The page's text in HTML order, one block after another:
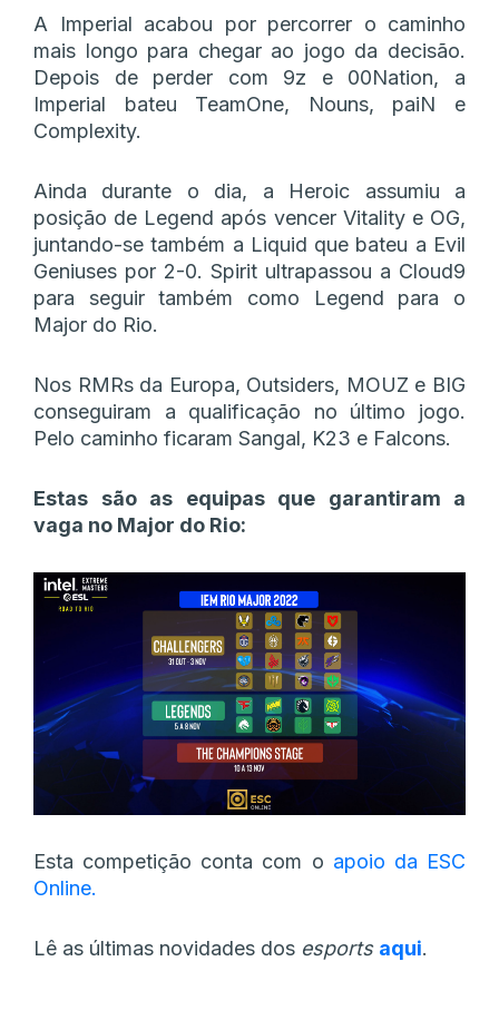
A Imperial acabou por percorrer o caminho
mais longo para chegar ao jogo da decisão.
Depois de perder com 9z e 00Nation, a
Imperial bateu TeamOne, Nouns, paiN e
Complexity.
Ainda durante o dia, a Heroic assumiu a
posição de Legend após vencer Vitality e OG,
juntando-se também a Liquid que bateu a Evil
Geniuses por 2-0. Spirit ultrapassou a Cloud9
para seguir também como Legend para o
Major do Rio.
Nos RMRs da Europa, Outsiders, MOUZ e BIG
conseguiram a qualificação no último jogo.
Pelo caminho ficaram Sangal, K23 e Falcons.
Estas são as equipas que garantiram a
vaga no Major do Rio:
Esta competição conta com o apoio da ESC
Online.
Lê as últimas novidades dos esports aqui.